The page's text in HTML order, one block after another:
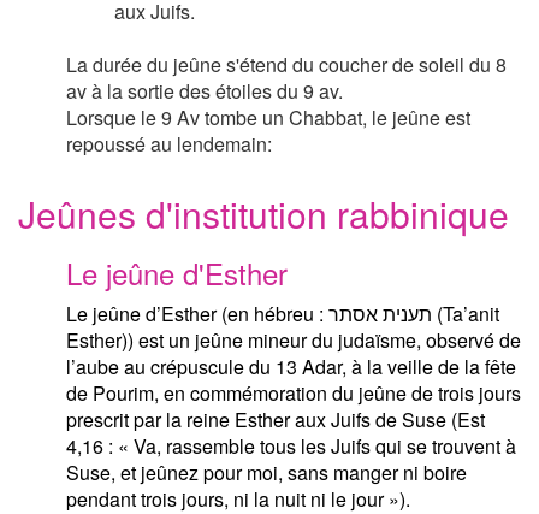
aux Juifs.
La durée du jeûne s'étend du coucher de soleil du 8
av à la sortie des étoiles du 9 av.
Lorsque le 9 Av tombe un Chabbat, le jeûne est
repoussé au lendemain:
Jeûnes d'institution rabbinique
Le jeûne d'Esther
Le jeûne d’Esther (en hébreu : תענית אסתר (Ta’anit
Esther)) est un jeûne mineur du judaïsme, observé de
l’aube au crépuscule du 13 Adar, à la veille de la fête
de Pourim, en commémoration du jeûne de trois jours
prescrit par la reine Esther aux Juifs de Suse (Est
4,16 : « Va, rassemble tous les Juifs qui se trouvent à
Suse, et jeûnez pour moi, sans manger ni boire
pendant trois jours, ni la nuit ni le jour »).